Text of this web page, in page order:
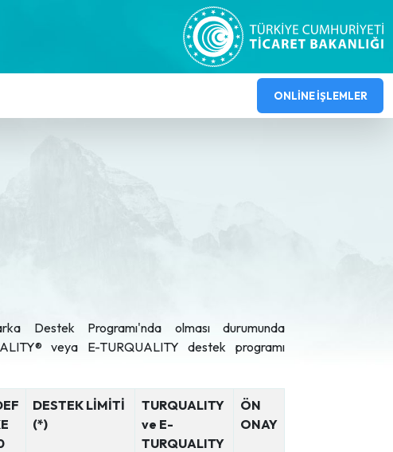
ONLİNE İŞLEMLER
Destek Programı'nda olması durumunda
veya E-TURQUALITY destek programı
DESTEK LİMİTİ
(*)
TURQUALITY
ve E-
TURQUALITY
ÖN
ONAY